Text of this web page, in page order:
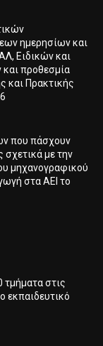
ημερησίων και
Ειδικών και
προθεσμία
και Πρακτικής
που πάσχουν
με την
μηχανογραφικού
στα ΑΕΙ το
τμήματα στις
εκπαιδευτικό